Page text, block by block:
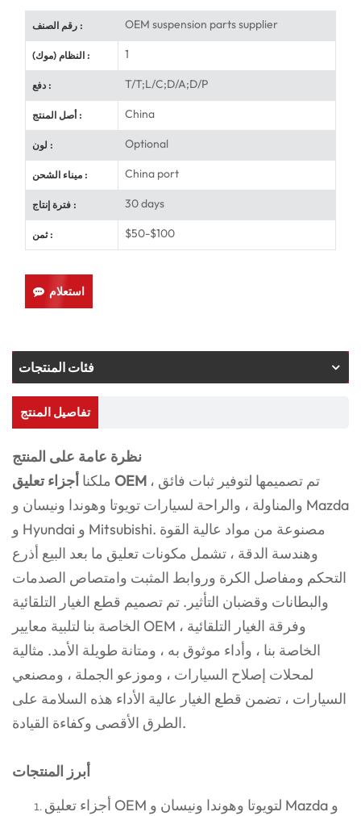
رقم الصنف : OEM suspension parts supplier
النظام (موك) : 1
دفع : T/T;L/C;D/A;D/P
أصل المنتج : China
لون : Optional
ميناء الشحن : China port
فترة إنتاج : 30 days
ثمن : $50-$100
استعلام
فئات المنتجات
تفاصيل المنتج
نظرة عامة على المنتج
ملكنا أجزاء تعليق OEM
والمناولة ، والراحة لسيارات تويوتا وهوندا ونيسان و Mazda
و Hyundai و Mitsubishi. مصنوعة من مواد عالية القوة
وهندسة الدقة ، تشمل مكونات تعليق ما بعد البيع أذرع
التحكم ومفاصل الكرة وروابط المثبت وامتصاص الصدمات
والبطانات وقضبان التأثير. تم تصميم قطع الغيار التلقائية
الخاصة بنا لتلبية معايير OEM ، وفرقة الغيار التلقائية
الخاصة بنا ، وأداء موثوق به ، ومتانة طويلة الأمد. مثالية
لمحلات إصلاح السيارات ، وموزعو الجملة ، ومصنعي
السيارات ، تضمن قطع الغيار عالية الأداء هذه السلامة على
الطرق الأقصى وكفاءة القيادة.
أبرز المنتجات
أجزاء تعليق OEM لتويوتا وهوندا ونيسان و Mazda و